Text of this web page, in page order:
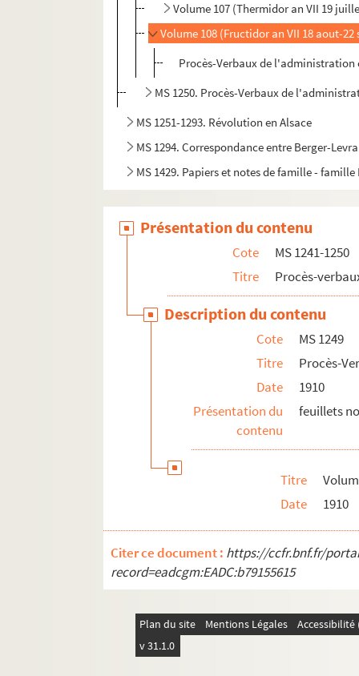
Volume 107 (Thermidor an VII 19
Volume 108 (Fructidor an VII 18 aout-22
Procès-Verbaux de l'administration
MS 1250. Procès-Verbaux de
MS 1251-1293. Révolution en Alsace
MS 1294. Correspondance entre Berger-
MS 1429. Papiers et notes de famille - famille
Présentation du contenu
Cote
MS 1241-1250
Titre
Procès-
Description du contenu
Cote
MS 1249
Titre
Procès-
Date
1910
Présentation du
contenu
feuillets
Titre
Date
1910
Citer ce document : https://ccfr.bnf.fr/
record=eadcgm:EADC:b79155615
Plan du site Mentions Légales
v 31.1.0